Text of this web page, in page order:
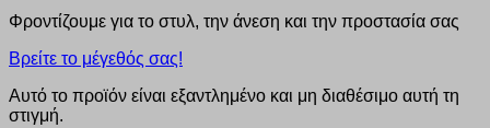
Φροντίζουμε για το στυλ, την άνεση και την προστασία σας
Βρείτε το μέγεθός σας!
Αυτό το προϊόν είναι εξαντλημένο και μη διαθέσιμο αυτή τη
στιγμή.